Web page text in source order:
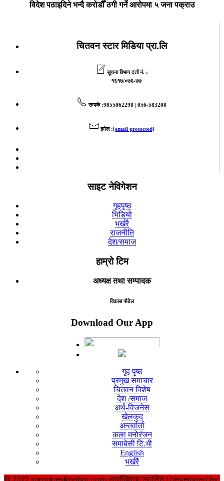
विदेश पठाइदिने भन्दै करोडौँ ठगी गर्ने आरोपमा ५ जना पक्राउ
चितवन स्टार मिडिया प्रा.लि
सूचना विभाग दर्ता नं. :
१६१७/०७६-७७
सम्पर्क:9855062298 | 056-583208
इमेल:[email protected]
साइट नेविगेशन
गृहपृष्ठ
भिडियो
भर्खरै
राजनीति
देश/समाज
हाम्रो टिम
अध्यक्ष तथा सम्पादक
विकास पौडेल
Download Our App
गृह पृष्ठ
प्रमुख समाचार
चितवन विशेष
देश /समाज
अर्थ-विजनेस
खेलकुद
अन्तर्वार्ता
कला मनोरंजन
समाबेसी टि.भी
English
भर्खरै